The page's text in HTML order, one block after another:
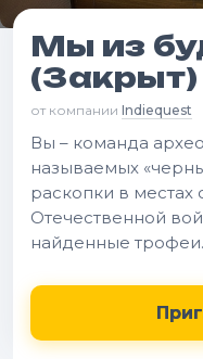
Мы из
(Закрыт)
от компании Indiequest
Вы – команда
называемых
раскопки в
Отечественной
найденные трофеи.